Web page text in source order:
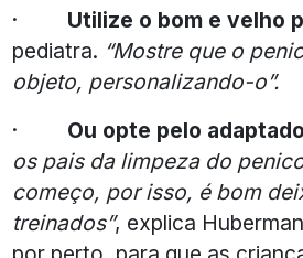
· Utilize o bom e velho
pediatra. “Mostre que o
objeto, personalizando-o”.
· Ou opte pelo
os pais da limpeza do
começo, por isso, é bom
treinados”, explica